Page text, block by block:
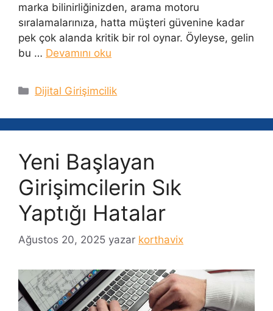
marka bilinirliğinizden, arama motoru
sıralamalarınıza, hatta müşteri güvenine kadar
pek çok alanda kritik bir rol oynar. Öyleyse, gelin
bu … Devamını oku
Kategoriler
Dijital Girişimcilik
Yeni Başlayan
Girişimcilerin Sık
Yaptığı Hatalar
Ağustos 20, 2025 yazar korthavix